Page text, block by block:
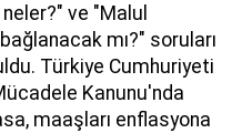
ve "Malul
mı?" soruları
Türkiye Cumhuriyeti
Kanunu'nda
maaşları enflasyona